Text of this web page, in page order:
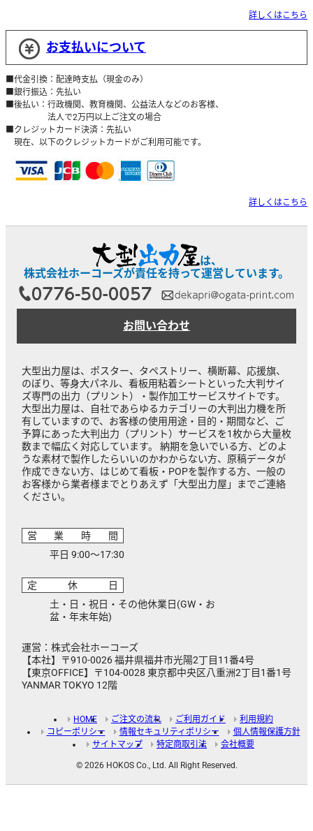
詳しくはこちら
お支払いについて
■代金引換：配達時支払（現金のみ）
■銀行振込：先払い
■後払い：行政機関、教育機関、公益法人などのお客様、
法人で2万円以上ご注文の場合
■クレジットカード決済：先払い
現在、以下のクレジットカードがご利用可能です。
詳しくはこちら
は、
株式会社ホーコーズが責任を持って運営しています。
お問い合わせ
大型出力屋は、ポスター、タペストリー、横断幕、応援旗、
のぼり、等身大パネル、看板用粘着シートといった大判サイ
ズ専門の出力（プリント）・製作加工サービスサイトです。
大型出力屋は、自社であらゆるカテゴリーの大判出力機を所
有していますので、お客様の使用用途・目的・期間など、ご
予算にあった大判出力（プリント）サービスを1枚から大量枚
数まで幅広く対応しています。 納期を急いでいる方、どのよ
うな素材で製作したらいいのかわからない方、原稿データが
作成できない方、はじめて看板・POPを製作する方、一般の
お客様から業者様までとりあえず「大型出力屋」までご連絡
ください。
営業時間
平日 9:00～17:30
定休日
土・日・祝日・その他休業日(GW・お
盆・年末年始)
運営：株式会社ホーコーズ
【本社】〒910-0026 福井県福井市光陽2丁目11番4号
【東京OFFICE】〒104-0028 東京都中央区八重洲2丁目1番1号
YANMAR TOKYO 12階
HOME ご注文の流れ ご利用ガイド
利用規約
コピーポリシー
情報セキュリティポリシー
個人情報保護方針
サイトマップ
特定商取引法 会社概要
© 2026 HOKOS Co., Ltd. All Right Reserved.